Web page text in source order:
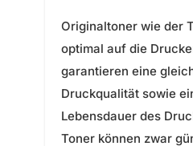
Originaltoner wie der
optimal auf die
garantieren eine
Druckqualität sowie
Lebensdauer des
Toner können zwar